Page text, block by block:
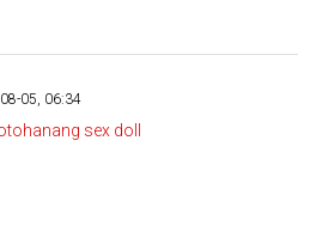
05, 06:34
sex doll